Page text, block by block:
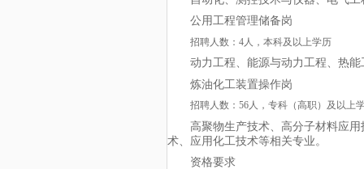
公用工程管理储备岗
招聘人数： 4人，本科及以上学历
动力工程、能源与动力工程、热
炼油化工装置操作岗
招聘人数： 56人，专科（高职）及以上
高聚物生产技术、高分子材料应
术、应用化工技术等相关专业。
资格要求